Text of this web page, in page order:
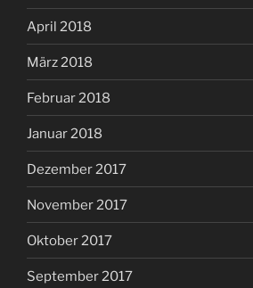
April 2018
März 2018
Februar 2018
Januar 2018
Dezember 2017
November 2017
Oktober 2017
September 2017